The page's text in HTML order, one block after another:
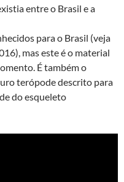
entre o Brasil e a
para o Brasil (veja
mas este é o material
É também o
terópode descrito para
do esqueleto